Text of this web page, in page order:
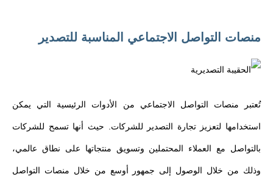
منصات التواصل الاجتماعي المناسبة للتصدير
تُعتبر منصات التواصل الاجتماعي من الأدوات الرئيسية التي يمكن
استخدامها لتعزيز تجارة التصدير للشركات. حيث أنها تسمح للشركات
بالتواصل مع العملاء المحتملين وتسويق منتجاتها على نطاق عالمي،
وذلك من خلال الوصول إلى جمهور أوسع من خلال منصات التواصل